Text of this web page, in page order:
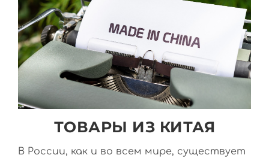
ТОВАРЫ ИЗ КИТАЯ
В России, как и во всем мире, существует